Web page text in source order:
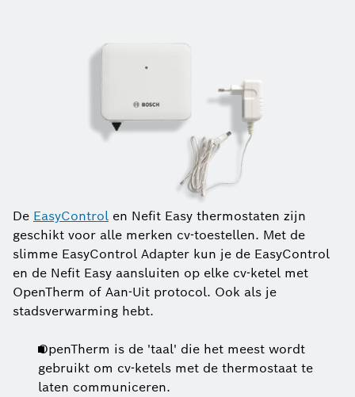
De EasyControl en Nefit Easy thermostaten zijn
geschikt voor alle merken cv-toestellen. Met de
slimme EasyControl Adapter kun je de EasyControl
en de Nefit Easy aansluiten op elke cv-ketel met
OpenTherm of Aan-Uit protocol. Ook als je
stadsverwarming hebt.
OpenTherm is de 'taal' die het meest wordt
gebruikt om cv-ketels met de thermostaat te
laten communiceren.